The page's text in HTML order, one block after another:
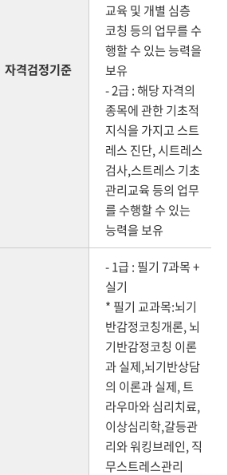
자격검정기준
교육 및 개별 심층
코칭 등의 업무를 수
행할 수 있는 능력을
보유
- 2급 : 해당 자격의
종목에 관한 기초적
지식을 가지고 스트
레스 진단, 시트레스
검사,스트레스 기초
관리교육 등의 업무
를 수행할 수 있는
능력을 보유
- 1급 : 필기 7과목 +
실기
* 필기 교과목:뇌기
반감정코칭개론, 뇌
기반감정코칭 이론
과 실제,뇌기반상담
의 이론과 실제, 트
라우마와 심리치료,
이상심리학,갈등관
리와 워킹브레인, 직
무스트레스관리